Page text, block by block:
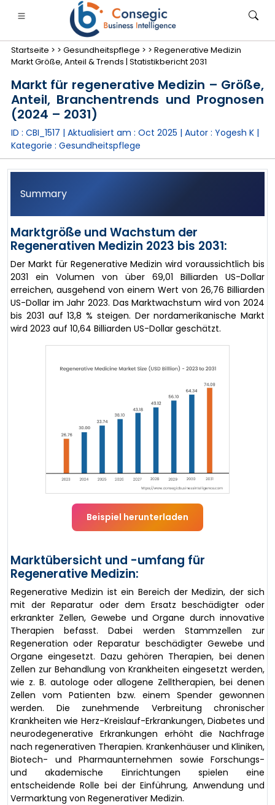
Finanzdienstleistungen und Versicherungen
• Konsumgüter
• Fallstudien
Startseite > > Gesundheitspflege > > Regenerative Medizin
Markt Größe, Anteil & Trends | Statistikbericht 2031
Markt für regenerative Medizin – Größe,
Anteil, Branchentrends und Prognosen
(2024 – 2031)
ID : CBI_1517 | Aktualisiert am : Oct 2025 | Autor : Yogesh K|
Kategorie : Gesundheitspflege
Summary
Marktgröße und Wachstum der
Regenerativen Medizin 2023 bis 2031:
Der Markt für Regenerative Medizin wird voraussichtlich bis
2031 ein Volumen von über 69,01 Billiarden US-Dollar
erreichen, ausgehend von einem Wert von 26,76 Billiarden
US-Dollar im Jahr 2023. Das Marktwachstum wird von 2024
bis 2031 auf 13,8 % steigen. Der nordamerikanische Markt
wird 2023 auf 10,64 Billiarden US-Dollar geschätzt.
Beispiel herunterladen
Marktübersicht und -umfang für
Regenerative Medizin:
Regenerative Medizin ist ein Bereich der Medizin, der sich
mit der Reparatur oder dem Ersatz beschädigter oder
erkrankter Zellen, Gewebe und Organe durch innovative
Therapien befasst. Dabei werden Stammzellen zur
Regeneration oder Reparatur beschädigter Gewebe und
Organe eingesetzt. Dazu gehören Therapien, bei denen
Zellen zur Behandlung von Krankheiten eingesetzt werden,
wie z. B. autologe oder allogene Zelltherapien, bei denen
Zellen vom Patienten bzw. einem Spender gewonnen
werden. Die zunehmende Verbreitung chronischer
Krankheiten wie Herz-Kreislauf-Erkrankungen, Diabetes und
neurodegenerative Erkrankungen erhöht die Nachfrage
nach regenerativen Therapien. Krankenhäuser und Kliniken,
Biotech- und Pharmaunternehmen sowie Forschungs-
und akademische Einrichtungen spielen eine
entscheidende Rolle bei der Einführung, Anwendung und
Vermarktung von Regenerativer Medizin.